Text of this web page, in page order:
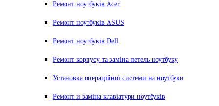
Ремонт ноутбуків Acer
Ремонт ноутбуків ASUS
Ремонт ноутбуків Dell
Ремонт корпусу та заміна петель ноутбуку
Установка операційної системи на ноутбуки
Ремонт и заміна клавіатури ноутбуків